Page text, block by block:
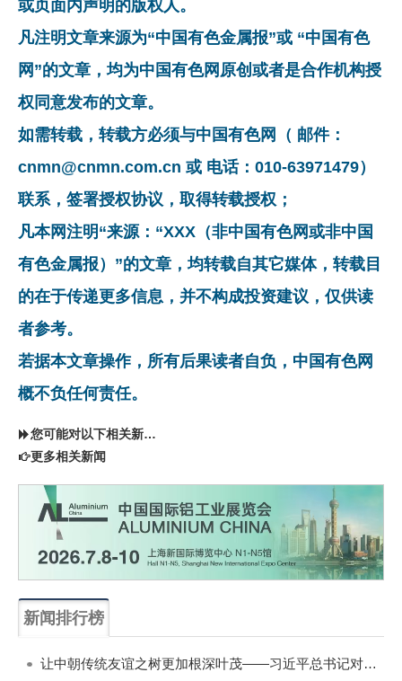
或页面内声明的版权人。
凡注明文章来源为“中国有色金属报”或 “中国有色
网”的文章，均为中国有色网原创或者是合作机构授
权同意发布的文章。
如需转载，转载方必须与中国有色网（ 邮件：
cnmn@cnmn.com.cn 或 电话：010-63971479）
联系，签署授权协议，取得转载授权；
凡本网注明“来源：“XXX（非中国有色网或非中国
有色金属报）”的文章，均转载自其它媒体，转载目
的在于传递更多信息，并不构成投资建议，仅供读
者参考。
若据本文章操作，所有后果读者自负，中国有色网
概不负任何责任。
您可能对以下相关新闻同样感兴趣
更多相关新闻
新闻排行榜
让中朝传统友谊之树更加根深叶茂——习近平总书记对朝鲜进行国事访问纪实